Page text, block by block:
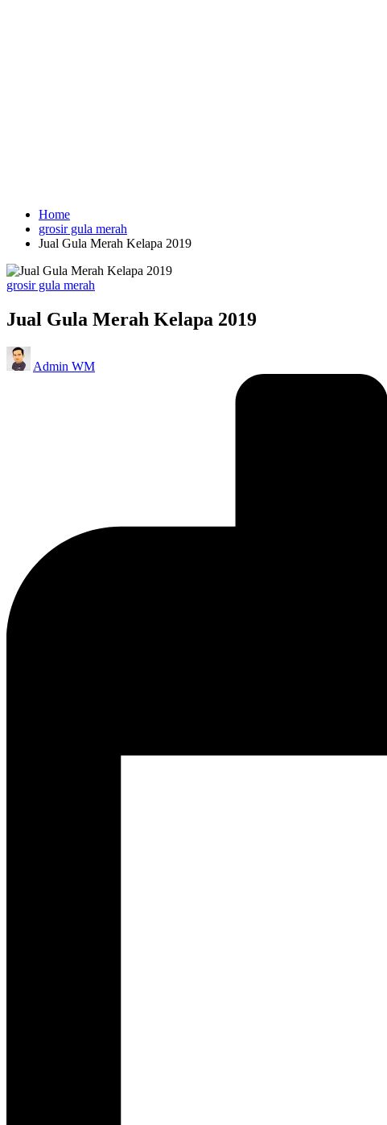
Home
grosir gula merah
Jual Gula Merah Kelapa 2019
Posted
grosir gula merah
Jual Gula Merah Kelapa 2019
Posted
by
Admin WM